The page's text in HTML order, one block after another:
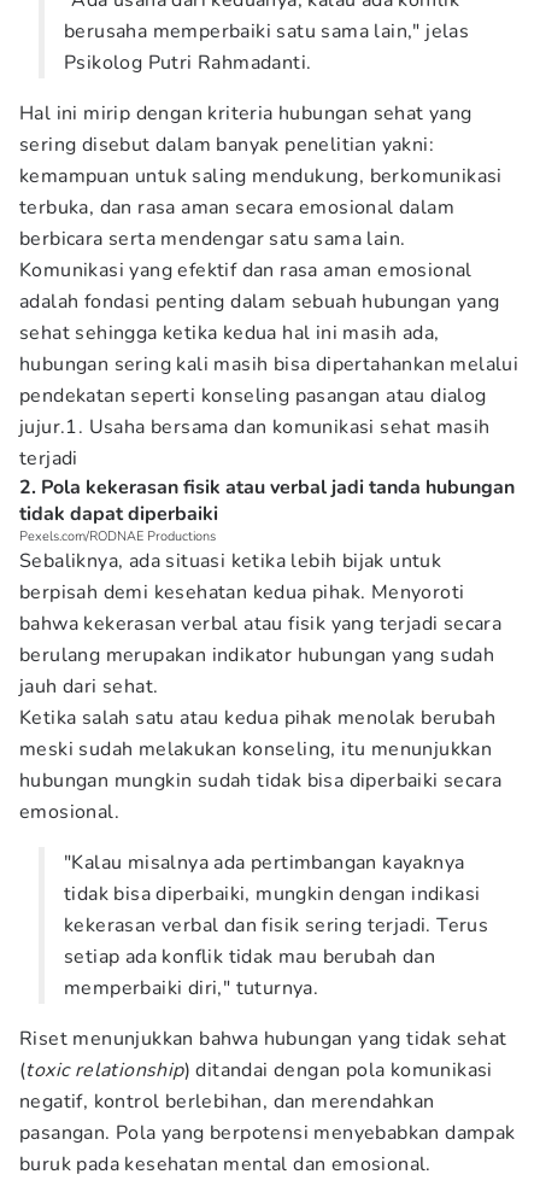
berusaha memperbaiki satu sama lain," jelas
Psikolog Putri Rahmadanti.
Hal ini mirip dengan kriteria hubungan sehat yang
sering disebut dalam banyak penelitian yakni:
kemampuan untuk saling mendukung, berkomunikasi
terbuka, dan rasa aman secara emosional dalam
berbicara serta mendengar satu sama lain.
Komunikasi yang efektif dan rasa aman emosional
adalah fondasi penting dalam sebuah hubungan yang
sehat sehingga ketika kedua hal ini masih ada,
hubungan sering kali masih bisa dipertahankan melalui
pendekatan seperti konseling pasangan atau dialog
jujur.1. Usaha bersama dan komunikasi sehat masih
terjadi
2. Pola kekerasan fisik atau verbal jadi tanda hubungan
tidak dapat diperbaiki
Pexels.com/RODNAE Productions
Sebaliknya, ada situasi ketika lebih bijak untuk
berpisah demi kesehatan kedua pihak. Menyoroti
bahwa kekerasan verbal atau fisik yang terjadi secara
berulang merupakan indikator hubungan yang sudah
jauh dari sehat.
Ketika salah satu atau kedua pihak menolak berubah
meski sudah melakukan konseling, itu menunjukkan
hubungan mungkin sudah tidak bisa diperbaiki secara
emosional.
"Kalau misalnya ada pertimbangan kayaknya
tidak bisa diperbaiki, mungkin dengan indikasi
kekerasan verbal dan fisik sering terjadi. Terus
setiap ada konflik tidak mau berubah dan
memperbaiki diri," tuturnya.
Riset menunjukkan bahwa hubungan yang tidak sehat
(toxic relationship) ditandai dengan pola komunikasi
negatif, kontrol berlebihan, dan merendahkan
pasangan. Pola yang berpotensi menyebabkan dampak
buruk pada kesehatan mental dan emosional.